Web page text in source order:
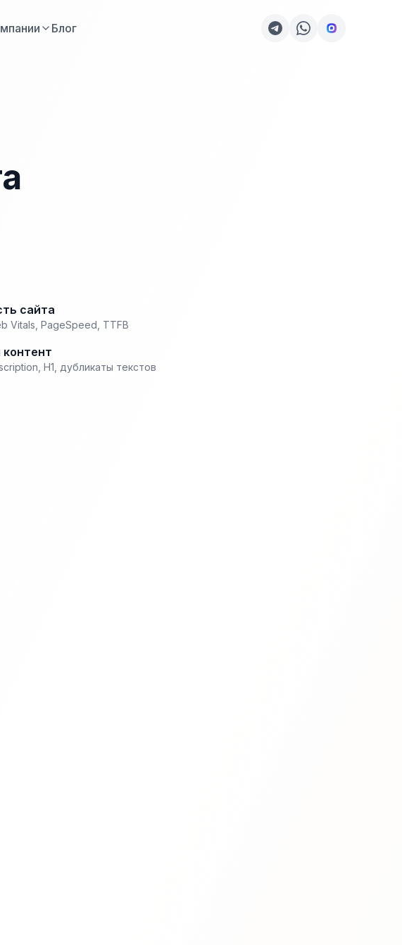
Блог
сайта
Vitals, PageSpeed, TTFB
H1, дубликаты текстов